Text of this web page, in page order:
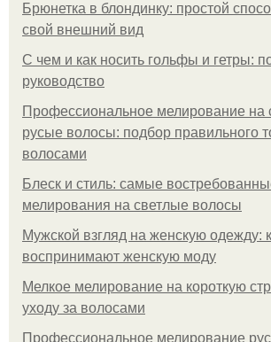
Брюнетка в блондинку: простой
свой внешний вид
С чем и как носить гольфы и гетры:
руководство
Профессиональное мелирование на
русые волосы: подбор правильного
волосами
Блеск и стиль: самые
мелирования на светлые волосы
Мужской взгляд на женскую одежду:
воспринимают женскую моду
Мелкое мелирование на короткую
уходу за волосами
Профессиональное мелирование